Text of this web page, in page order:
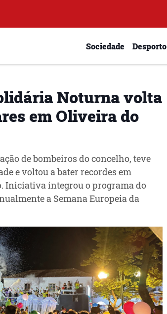
Sociedade Desporto
Noturna volta
em Oliveira do
de bombeiros do concelho, teve
e voltou a bater recordes em
Iniciativa integrou o programa do
a Semana Europeia da